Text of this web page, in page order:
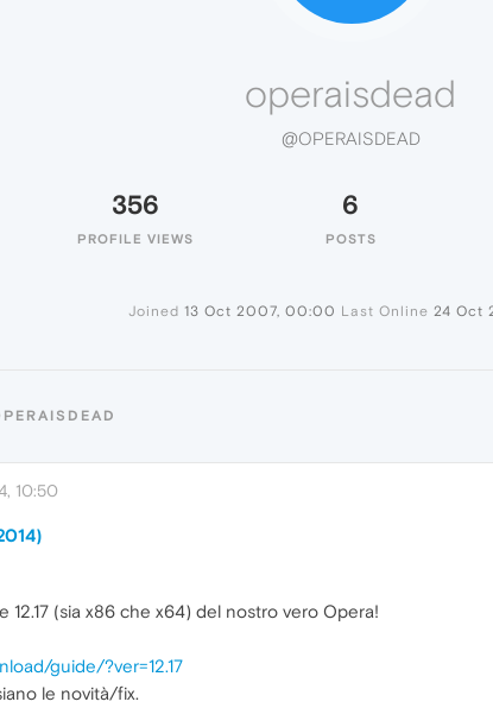
operaisdead
@OPERAISDEAD
356
PROFILE VIEWS
6
POSTS
Joined 13 Oct 2007, 00:00 Last Online 24 Oct
10:50
12.17 (sia x86 che x64) del nostro vero Opera!
guide/?ver=12.17
le novità/fix.